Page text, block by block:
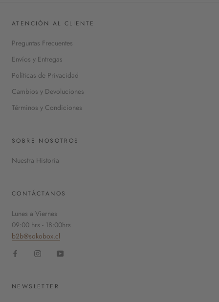
ATENCIÓN AL CLIENTE
Preguntas Frecuentes
Envíos y Entregas
Políticas de Privacidad
Cambios y Devoluciones
Términos y Condiciones
SOBRE NOSOTROS
Nuestra Historia
CONTÁCTANOS
Lunes a Viernes
09:00 hrs - 18:00hrs
b2b@sokobox.cl
NEWSLETTER